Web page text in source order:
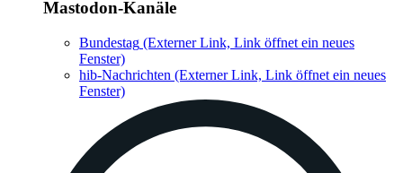
Mastodon-Kanäle
Bundestag (Externer Link, Link öffnet ein neues
Fenster)
hib-Nachrichten (Externer Link, Link öffnet ein neues
Fenster)